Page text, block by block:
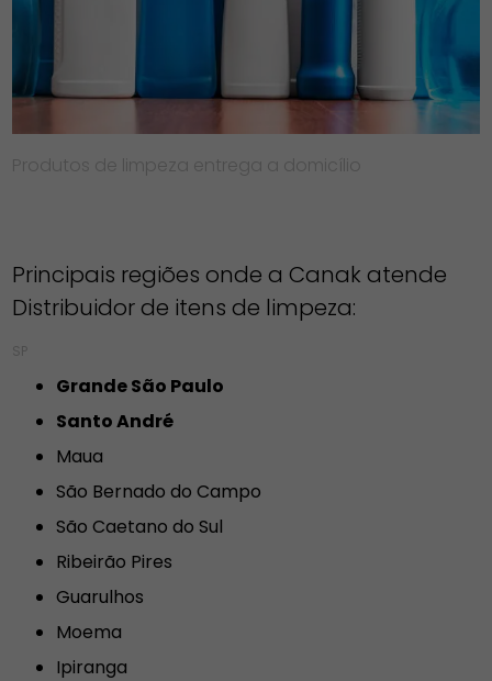
Produtos de limpeza entrega a domicílio
Principais regiões onde a Canak atende
Distribuidor de itens de limpeza:
SP
Grande São Paulo
Santo André
Maua
São Bernado do Campo
São Caetano do Sul
Ribeirão Pires
Guarulhos
Moema
Ipiranga